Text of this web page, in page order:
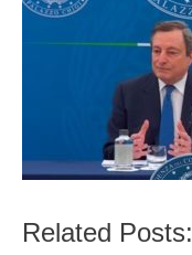
Related Posts: